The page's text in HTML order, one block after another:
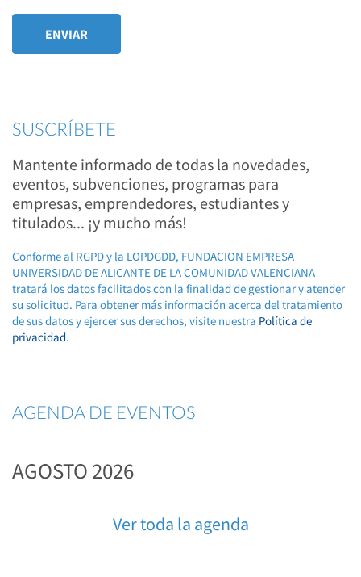
SUSCRÍBETE
Mantente informado de todas la novedades,
eventos, subvenciones, programas para
empresas, emprendedores, estudiantes y
titulados... ¡y mucho más!
Conforme al RGPD y la LOPDGDD, FUNDACION EMPRESA
UNIVERSIDAD DE ALICANTE DE LA COMUNIDAD VALENCIANA
tratará los datos facilitados con la finalidad de gestionar y atender
su solicitud. Para obtener más información acerca del tratamiento
de sus datos y ejercer sus derechos, visite nuestra Política de
privacidad.
AGENDA DE EVENTOS
AGOSTO 2026
Ver toda la agenda